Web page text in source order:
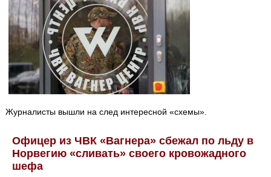
Журналисты вышли на след интересной «схемы».
Офицер из ЧВК «Вагнера» сбежал по льду в
Норвегию «сливать» своего кровожадного
шефа